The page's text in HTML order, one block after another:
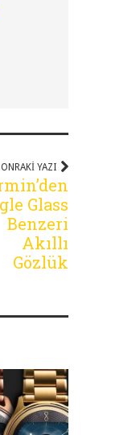
YAZI
Glass
Benzeri
Akıllı
Gözlük